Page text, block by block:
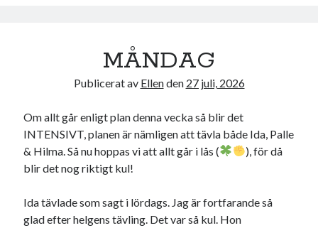
MÅNDAG
Publicerat av Ellenden 27 juli, 2026
Om allt går enligt plan denna vecka så blir det
INTENSIVT, planen är nämligen att tävla både Ida, Palle
& Hilma. Så nu hoppas vi att allt går i lås (
), för då
blir det nog riktigt kul!
Ida tävlade som sagt i lördags. Jag är fortfarande så
glad efter helgens tävling. Det var så kul. Hon